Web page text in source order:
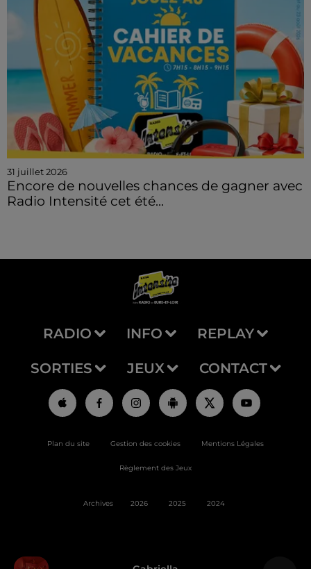
31 juillet 2026
Encore de nouvelles chances de gagner avec
Radio Intensité cet été...
RADIO INFO REPLAY
SORTIES JEUX CONTACT
Plan du site Gestion des cookies Mentions Légales
Règlement des Jeux
Archives 2026 2025 2024